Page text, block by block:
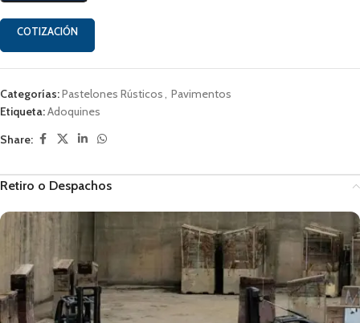
COTIZACIÓN
Categorías:Pastelones Rústicos, Pavimentos
Etiqueta:Adoquines
Share:
Retiro o Despachos